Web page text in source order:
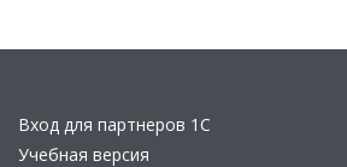
Вход для партнеров 1С
Учебная версия